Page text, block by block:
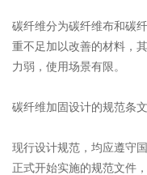
碳纤维分为碳纤维布和碳
重不足加以改善的材料，
力弱，使用场景有限。
碳纤维加固设计的规范条
现行设计规范，均应遵守
正式开始实施的规范文件